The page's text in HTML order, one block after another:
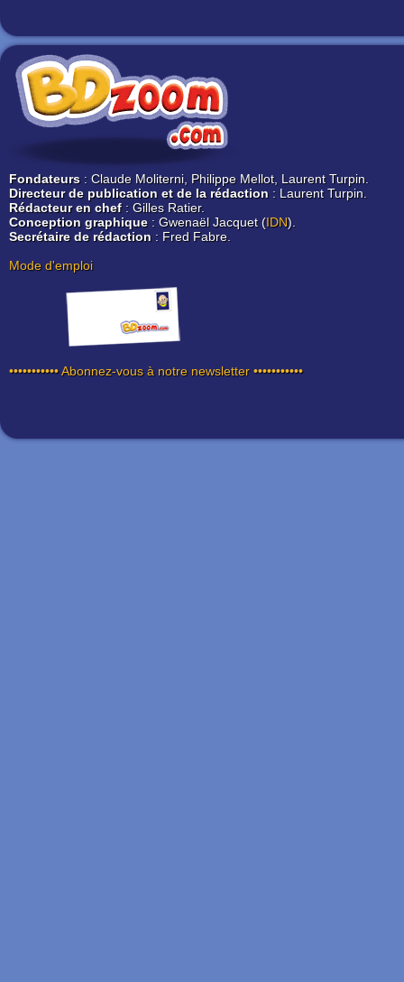
Fondateurs : Claude Moliterni, Philippe Mellot, Laurent Turpin.
Directeur de publication et de la rédaction : Laurent Turpin.
Rédacteur en chef: Gilles Ratier.
Conception graphique: Gwenaël Jacquet (IDN).
Secrétaire de rédaction : Fred Fabre.
Mode d'emploi
••••••••••• Abonnez-vous à notre newsletter •••••••••••